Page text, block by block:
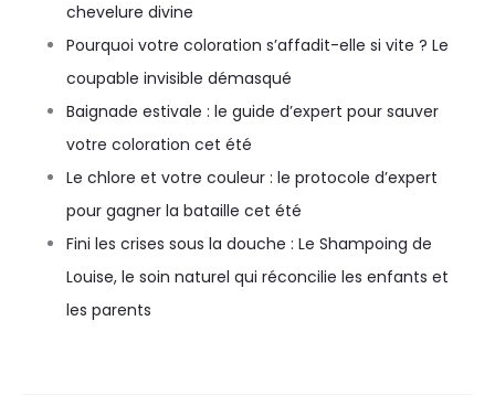
chevelure divine
Pourquoi votre coloration s’affadit-elle si vite ? Le
coupable invisible démasqué
Baignade estivale : le guide d’expert pour sauver
votre coloration cet été
Le chlore et votre couleur : le protocole d’expert
pour gagner la bataille cet été
Fini les crises sous la douche : Le Shampoing de
Louise, le soin naturel qui réconcilie les enfants et
les parents